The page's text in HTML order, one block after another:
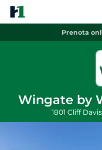
Prenota
Wingate by
1801 Cliff